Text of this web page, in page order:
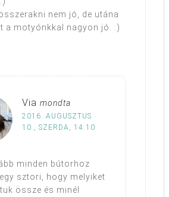
nem jó, de utána
a motyónkkal nagyon jó. :)
Via mondta
2016. AUGUSZTUS
10., SZERDA, 14:10
minden bútorhoz
sztori, hogy melyiket
össze és minél